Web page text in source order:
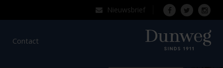
Nieuwsbrief
Over Dunweg